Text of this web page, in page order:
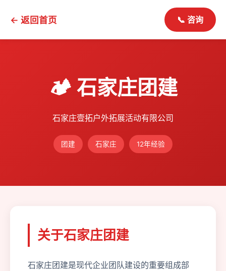
← 返回首页 📞 咨询
🏕️ 石家庄团建
石家庄壹拓户外拓展活动有限公司
团建 石家庄 12年经验
关于石家庄团建
石家庄团建是现代企业团队建设的重要组成部